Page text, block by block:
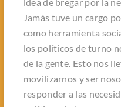
Jamás tuve un cargo
como herramienta
los políticos de turno
de la gente. Esto nos
movilizarnos y ser
responder a las